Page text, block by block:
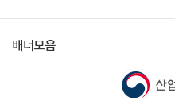
배너모음